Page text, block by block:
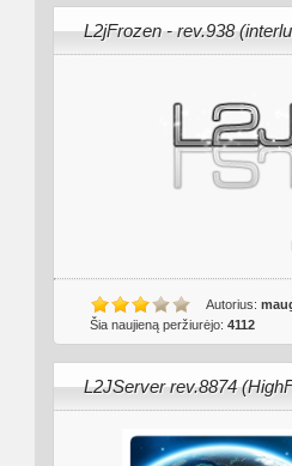
L2jFrozen - rev.938
Autorius:
Šia naujieną peržiurėjo: 4112
L2JServer rev.8874